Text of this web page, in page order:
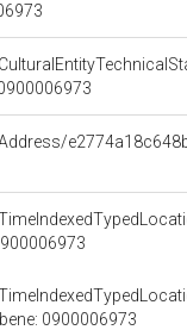
0900006973